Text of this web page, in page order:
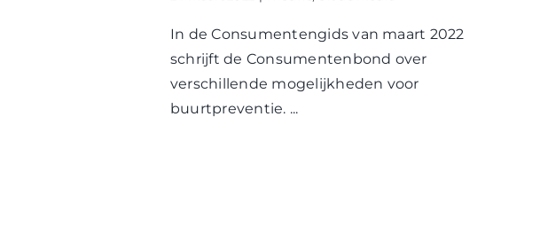
In de Consumentengids van maart 2022
schrijft de Consumentenbond over
verschillende mogelijkheden voor
buurtpreventie. ...